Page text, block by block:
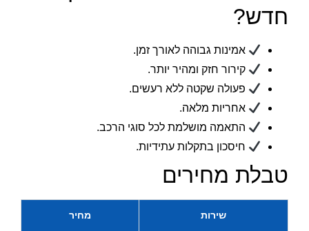
חדש?
אמינות גבוהה לאורך זמן.
קירור חזק ומהיר יותר.
פעולה שקטה ללא רעשים.
אחריות מלאה.
התאמה מושלמת לכל סוגי הרכב.
חיסכון בתקלות עתידיות.
טבלת מחירים
שירות מחיר